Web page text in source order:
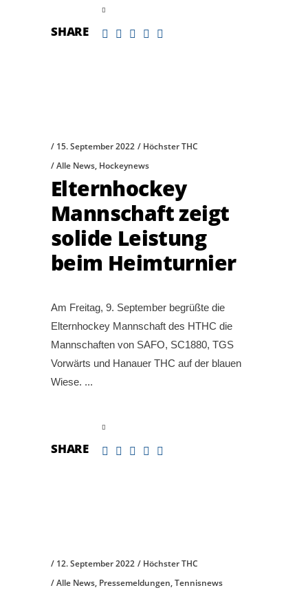
SHARE
15. September 2022
Höchster THC
Alle News, Hockeynews
Elternhockey
Mannschaft zeigt
solide Leistung
beim Heimturnier
Am Freitag, 9. September begrüßte die
Elternhockey Mannschaft des HTHC die
Mannschaften von SAFO, SC1880, TGS
Vorwärts und Hanauer THC auf der blauen
Wiese.
SHARE
12. September 2022
Höchster THC
Alle News, Pressemeldungen,Tennisnews